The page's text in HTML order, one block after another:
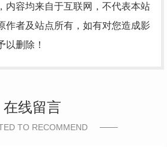
内容均来自于互联网，不代表本站
作者及站点所有，如有对您造成影
以删除！
在线留言
TO RECOMMEND